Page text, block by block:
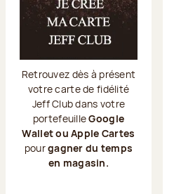
Retrouvez dès à présent
votre carte de fidélité
Jeff Club dans votre
portefeuilleGoogle
Wallet ou Apple Cartes
pourgagner du temps
en magasin.